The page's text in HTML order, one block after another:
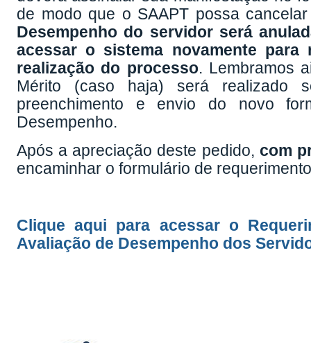
de modo que o SAAPT possa
Desempenho do servidor será
acessar o sistema novamente
realização do processo. Lembramos
Mérito (caso haja) será realizado
preenchimento e envio do novo
Desempenho.
Após a apreciação deste pedido, com
encaminhar o formulário de
Clique aqui para acessar o
Avaliação de Desempenho dos